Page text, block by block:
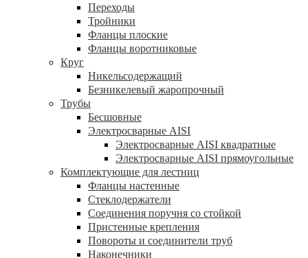
Переходы
Тройники
Фланцы плоские
Фланцы воротниковые
Круг
Никельсодержащий
Безникелевый жаропрочный
Трубы
Бесшовные
Электросварные AISI
Электросварные AISI квадратные
Электросварные AISI прямоугольные
Комплектующие для лестниц
Фланцы настенные
Стеклодержатели
Соединения поручня со стойкой
Пристенные крепления
Повороты и соединители труб
Наконечники